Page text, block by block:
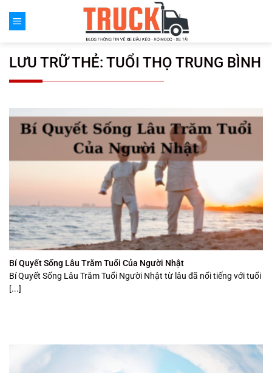
đến
LƯU TRỮ THẺ: TUỔI THỌ TRUNG BÌNH
Bí Quyết Sống Lâu Trăm Tuổi Của Người Nhật
Bí Quyết Sống Lâu Trăm Tuổi Người Nhật từ lâu đã nổi tiếng với tuổi
[...]